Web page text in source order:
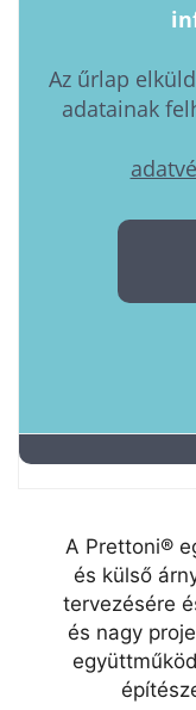
A Prettoni®
és külső
tervezésére
és nagy